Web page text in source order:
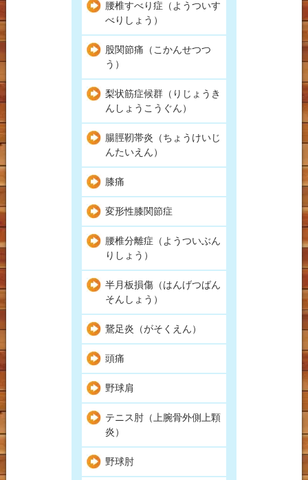
腰椎すべり症（ようついす
べりしょう）
股関節痛（こかんせつつ
う）
梨状筋症候群（りじょうき
んしょうこうぐん）
腸脛靭帯炎（ちょうけいじ
んたいえん）
膝痛
変形性膝関節症
腰椎分離症（ようついぶん
りしょう）
半月板損傷（はんげつばん
そんしょう）
鵞足炎（がそくえん）
頭痛
野球肩
テニス肘（上腕骨外側上顆
炎）
野球肘